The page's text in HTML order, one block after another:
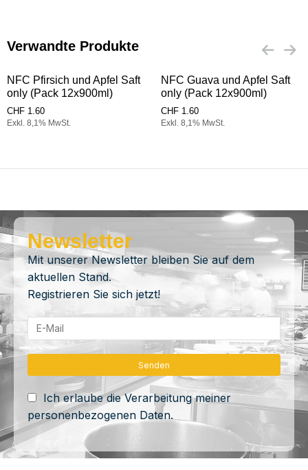
Verwandte Produkte
NFC Pfirsich und Apfel Saft
only (Pack 12x900ml)
CHF 1.60
Exkl. 8,1% MwSt.
NFC Guava und Apfel Saft
only (Pack 12x900ml)
CHF 1.60
Exkl. 8,1% MwSt.
Newsletter
Mit unserer Newsletter bleiben Sie auf dem
aktuellen Stand.
Registrieren Sie sich jetzt!
Ich erlaube die Verarbeitung meiner
personenbezogenen Daten.